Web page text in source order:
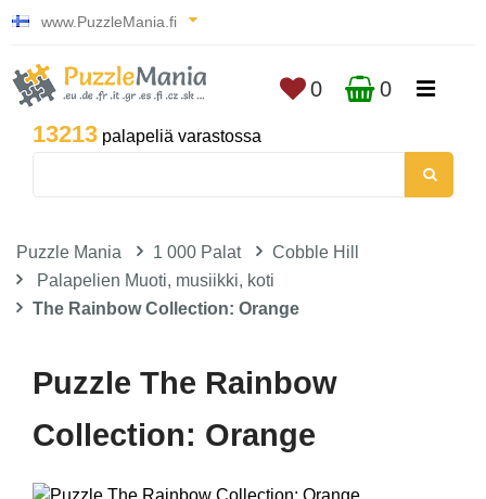
www.PuzzleMania.fi
13213 palapeliä varastossa
0 0
Puzzle Mania 1 000 Palat
Cobble Hill
Palapelien Muoti, musiikki, koti
The Rainbow Collection: Orange
Puzzle The Rainbow
Collection: Orange